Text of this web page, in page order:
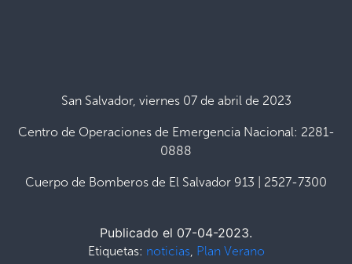
San Salvador, viernes 07 de abril de 2023
Centro de Operaciones de Emergencia Nacional: 2281-
0888
Cuerpo de Bomberos de El Salvador 913 | 2527-7300
Publicado el 07-04-2023.
Etiquetas: noticias, Plan Verano